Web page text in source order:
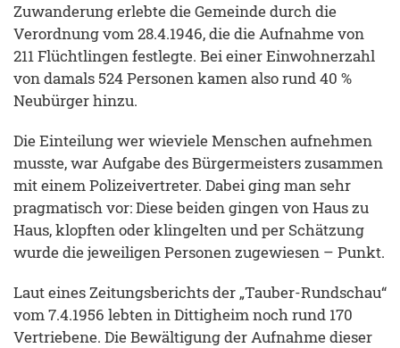
Zuwanderung erlebte die Gemeinde durch die
Verordnung vom 28.4.1946, die die Aufnahme von
211 Flüchtlingen festlegte. Bei einer Einwohnerzahl
von damals 524 Personen kamen also rund 40 %
Neubürger hinzu.
Die Einteilung wer wieviele Menschen aufnehmen
musste, war Aufgabe des Bürgermeisters zusammen
mit einem Polizeivertreter. Dabei ging man sehr
pragmatisch vor: Diese beiden gingen von Haus zu
Haus, klopften oder klingelten und per Schätzung
wurde die jeweiligen Personen zugewiesen – Punkt.
Laut eines Zeitungsberichts der „Tauber-Rundschau“
vom 7.4.1956 lebten in Dittigheim noch rund 170
Vertriebene. Die Bewältigung der Aufnahme dieser